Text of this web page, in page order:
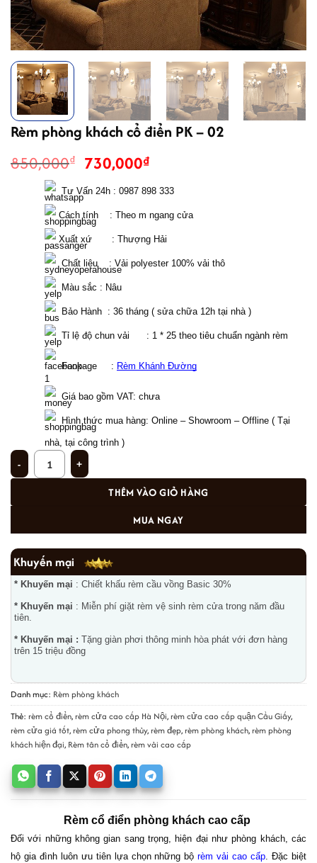
Rèm phòng khách cổ điển PK – 02
850,000₫ Giá
là:
850,000₫.
730,000₫Giá
tại
là:
730,000₫.
Tư Vấn 24h : 0987 898 333
Cách tính    : Theo m ngang cửa
Xuất xứ       : Thượng Hải
Chất liệu    : Vải polyester 100% vải thô
Màu sắc : Nâu
Bảo Hành  : 36 tháng ( sửa chữa 12h tại nhà )
Tỉ lệ độ chun vải      : 1 * 25 theo tiêu chuẩn ngành rèm
Fanpage     : Rèm Khánh Đường
Giá bao gồm VAT: chưa
Hình thức mua hàng: Online – Showroom – Offline ( Tại
nhà, tại công trình )
Rèm phòng khách cổ điển PK - 02 số lượng
THÊM VÀO GIỎ HÀNG
MUA NGAY
Khuyến mại
* Khuyến mại : Chiết khấu rèm cầu vồng Basic 30%
* Khuyến mại : Miễn phí giặt rèm vệ sinh rèm cửa trong năm đầu
tiên.
* Khuyến mại : Tặng giàn phơi thông minh hòa phát với đơn hàng
trên 15 triệu đồng
Danh mục: Rèm phòng khách
Thẻ: rèm cổ điển,rèm cửa cao cấp Hà Nội,rèm cửa cao cấp quận Cầu Giấy,
rèm cửa giá tốt,rèm cửa phong thủy,rèm đẹp,rèm phòng khách,rèm phòng
khách hiện đại, Rèm tân cổ điển,rèm vải cao cấp
Rèm cổ điển phòng khách cao cấp
Đối với những không gian sang trọng, hiện đại như phòng khách, các
hộ gia đình luôn ưu tiên lựa chọn những bộrèm vải cao cấp . Đặc biệt